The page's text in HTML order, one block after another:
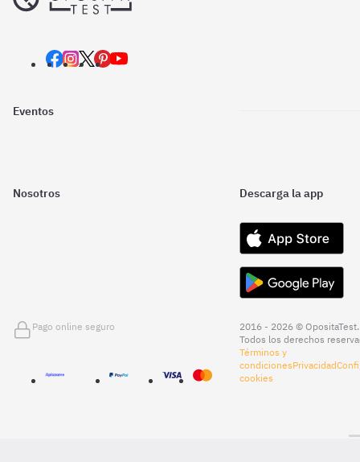
Eventos
Nosotros Descarga la app
Pago online seguro
2016 - 2026 © OpositaTest.
Todos los derechos
Términos y
condicionesPrivacidad
cookies